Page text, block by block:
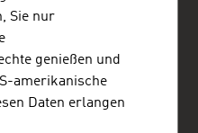
in verschiedene
österreichischen
Sie nur
genießen und
amerikanische
Daten erlangen